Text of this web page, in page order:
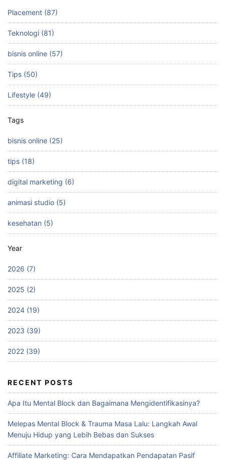
Placement (87)
Teknologi (81)
bisnis online (57)
Tips (50)
Lifestyle (49)
Tags
bisnis online (25)
tips (18)
digital marketing (6)
animasi studio (5)
kesehatan (5)
Year
2026 (7)
2025 (2)
2024 (19)
2023 (39)
2022 (39)
RECENT POSTS
Apa Itu Mental Block dan Bagaimana Mengidentifikasinya?
Melepas Mental Block & Trauma Masa Lalu: Langkah Awal
Menuju Hidup yang Lebih Bebas dan Sukses
Affiliate Marketing: Cara Mendapatkan Pendapatan Pasif